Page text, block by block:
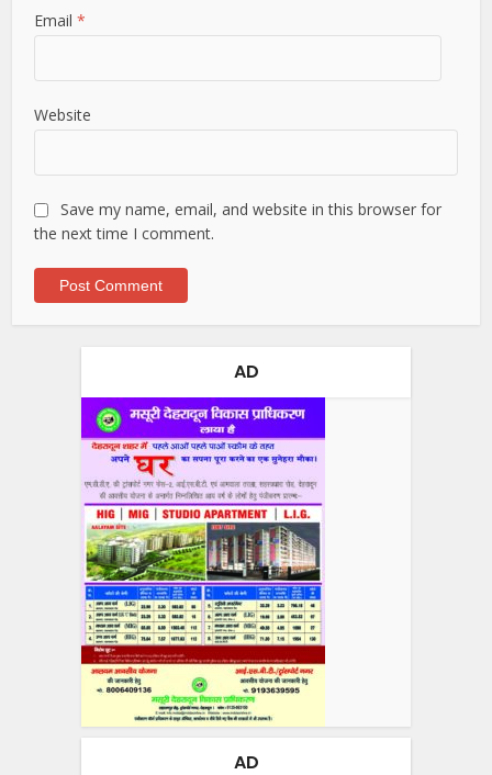
Email*
Website
Save my name, email, and website in this browser for
the next time I comment.
AD
AD